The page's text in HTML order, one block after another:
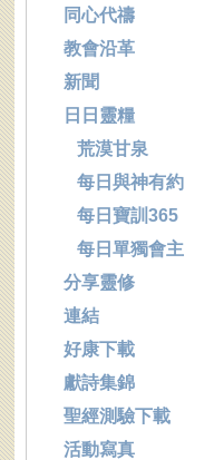
同心代禱
教會沿革
新聞
日日靈糧
荒漠甘泉
每日與神有約
每日寶訓365
每日單獨會主
分享靈修
連結
好康下載
獻詩集錦
聖經測驗下載
活動寫真